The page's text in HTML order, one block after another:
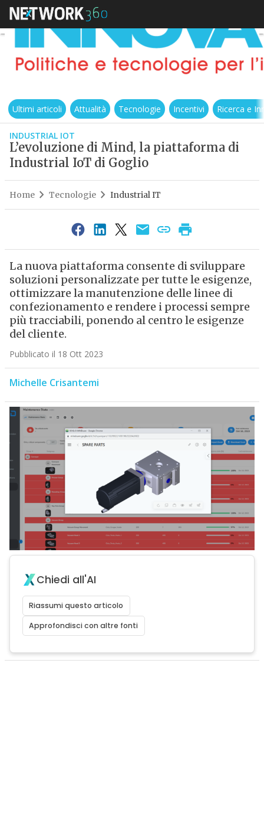
Ultimi articoli Attualità Tecnologie Incentivi Ricerca e
INDUSTRIAL IOT
L’evoluzione di Mind, la piattaforma di
Industrial IoT di Goglio
Home Tecnologie Industrial IT
La nuova piattaforma consente di sviluppare
soluzioni personalizzate per tutte le esigenze,
ottimizzare la manutenzione delle linee di
confezionamento e rendere i processi sempre
più tracciabili, ponendo al centro le esigenze
del cliente.
Pubblicato il 18 Ott 2023
Michelle Crisantemi
Chiedi all'AI
Riassumi questo articolo
Approfondisci con altre fonti